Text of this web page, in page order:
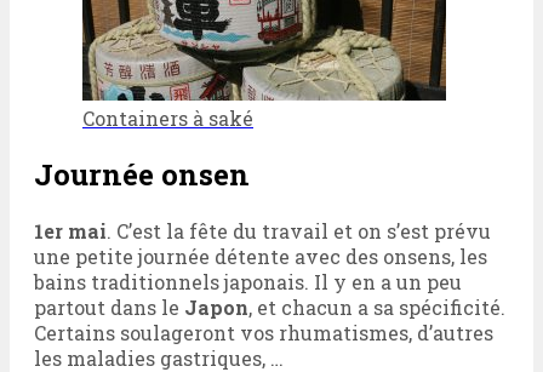
Containers à saké
Journée onsen
1er mai. C’est la fête du travail et on s’est prévu
une petite journée détente avec des onsens, les
bains traditionnels japonais. Il y en a un peu
partout dans le Japon, et chacun a sa spécificité.
Certains soulageront vos rhumatismes, d’autres
les maladies gastriques, …